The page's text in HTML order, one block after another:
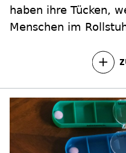
haben ihre Tücken,
Menschen im